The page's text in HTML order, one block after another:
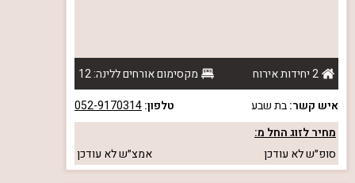
2 יחידות אירוח
מקסימום אורחים ללינה: 12
איש קשר:בת שבע טלפון:052-9170314
מחיר לזוג החל מ:
סופ״שלא עודכן אמצ״שלא עודכן